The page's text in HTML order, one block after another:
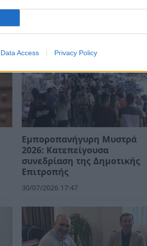
Data Access Privacy Policy
Εμποροπανήγυρη Μυστρά
2026: Κατεπείγουσα
συνεδρίαση της Δημοτικής
Επιτροπής
30/07/2026 17:47